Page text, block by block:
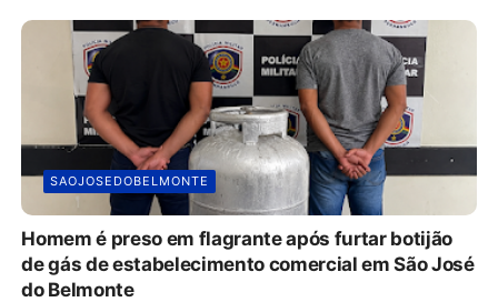
SAOJOSEDOBELMONTE
Homem é preso em flagrante após furtar botijão
de gás de estabelecimento comercial em São José
do Belmonte